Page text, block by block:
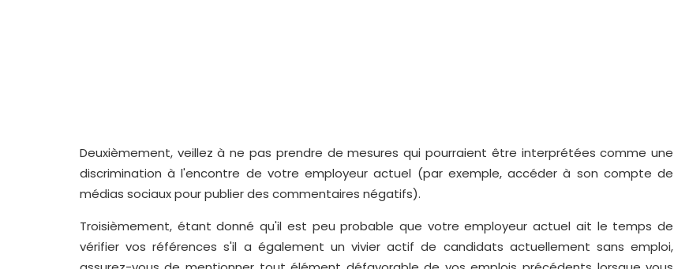
Deuxièmement, veillez à ne pas prendre de mesures qui pourraient être interprétées comme une
discrimination à l'encontre de votre employeur actuel (par exemple, accéder à son compte de
médias sociaux pour publier des commentaires négatifs).
Troisièmement, étant donné qu'il est peu probable que votre employeur actuel ait le temps de
vérifier vos références s'il a également un vivier actif de candidats actuellement sans emploi,